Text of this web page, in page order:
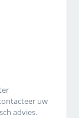
uw
advies.